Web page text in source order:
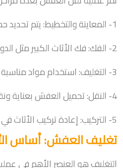
1- المعاينة والتخطيط: يتم تحديد حجم العفش وعدد القطع.
2- الفك: فك الأثاث الكبير مثل الدواليب والأسِرّة.
3- التغليف: استخدام مواد مناسبة لكل قطعة.
4- النقل: تحميل العفش بعناية ونقله إلى الموقع الجديد.
5- التركيب: إعادة تركيب الأثاث في المكان الجديد.
تغليف العفش: أساس
التغليف هو العنصر الأهم في